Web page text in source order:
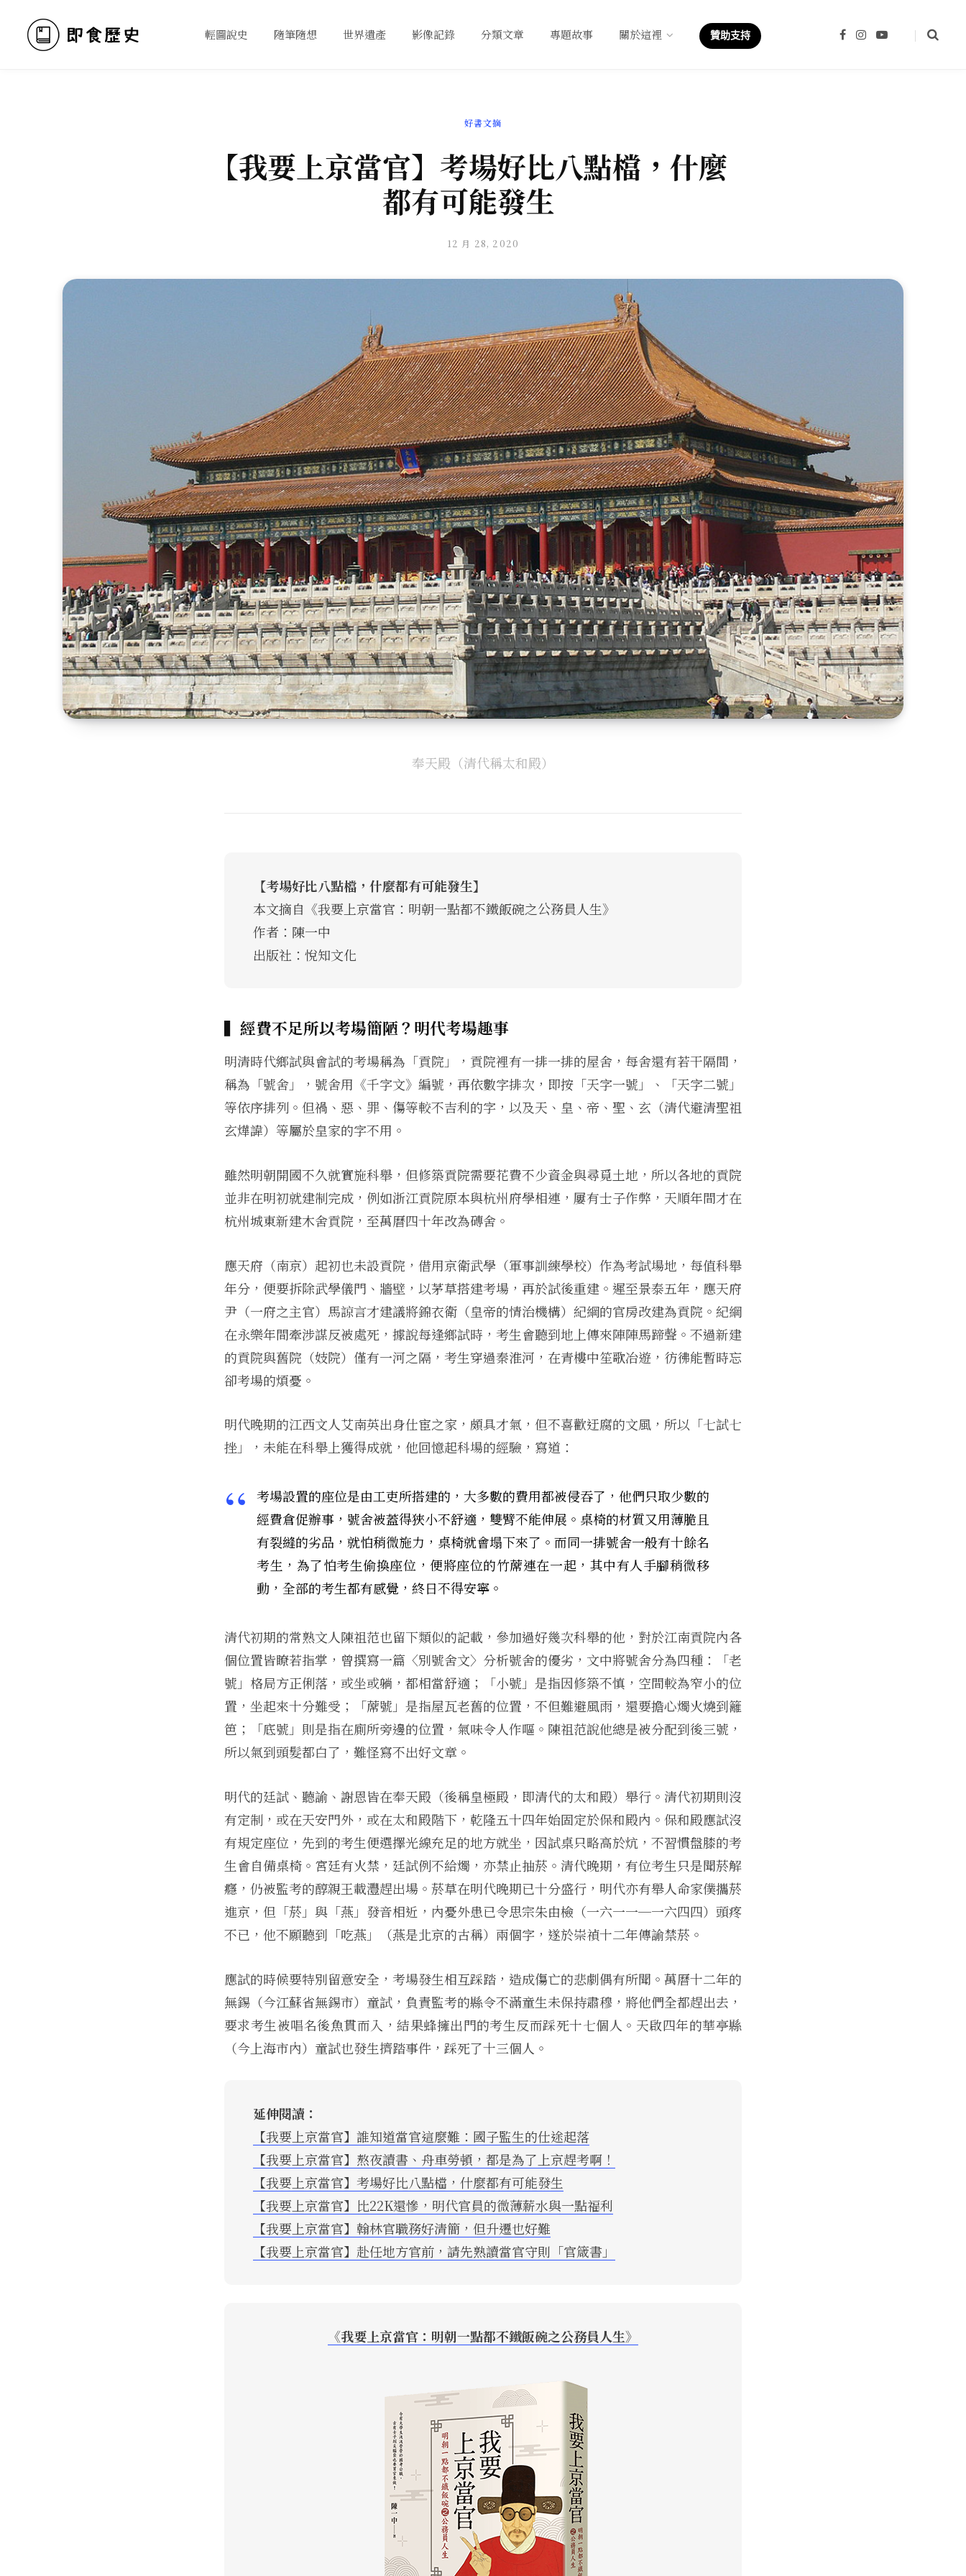
輕圖說史 隨筆隨想 世界遺產 影像記錄 分類文章 專題故事 關於這裡 贊助支持
F
I
Y
好書文摘
【我要上京當官】考場好比八點檔，什麼
都有可能發生
12 月 28, 2020
奉天殿（清代稱太和殿）
【考場好比八點檔，什麼都有可能發生】
本文摘自《我要上京當官：明朝一點都不鐵飯碗之公務員人生》
作者：陳一中
出版社：悅知文化
▍經費不足所以考場簡陋？明代考場趣事
明清時代鄉試與會試的考場稱為「貢院」，貢院裡有一排一排的屋舍，每舍還有若干隔間，
稱為「號舍」，號舍用《千字文》編號，再依數字排次，即按「天字一號」、「天字二號」
等依序排列。但禍、惡、罪、傷等較不吉利的字，以及天、皇、帝、聖、玄（清代避清聖祖
玄燁諱）等屬於皇家的字不用。
雖然明朝開國不久就實施科舉，但修築貢院需要花費不少資金與尋覓土地，所以各地的貢院
並非在明初就建制完成，例如浙江貢院原本與杭州府學相連，屢有士子作弊，天順年間才在
杭州城東新建木舍貢院，至萬曆四十年改為磚舍。
應天府（南京）起初也未設貢院，借用京衛武學（軍事訓練學校）作為考試場地，每值科舉
年分，便要拆除武學儀門、牆壁，以茅草搭建考場，再於試後重建。遲至景泰五年，應天府
尹（一府之主官）馬諒言才建議將錦衣衛（皇帝的情治機構）紀綱的官房改建為貢院。紀綱
在永樂年間牽涉謀反被處死，據說每逢鄉試時，考生會聽到地上傳來陣陣馬蹄聲。不過新建
的貢院與舊院（妓院）僅有一河之隔，考生穿過秦淮河，在青樓中笙歌冶遊，彷彿能暫時忘
卻考場的煩憂。
明代晚期的江西文人艾南英出身仕宦之家，頗具才氣，但不喜歡迂腐的文風，所以「七試七
挫」，未能在科舉上獲得成就，他回憶起科場的經驗，寫道：
考場設置的座位是由工吏所搭建的，大多數的費用都被侵吞了，他們只取少數的
經費倉促辦事，號舍被蓋得狹小不舒適，雙臂不能伸展。桌椅的材質又用薄脆且
有裂縫的劣品，就怕稍微施力，桌椅就會塌下來了。而同一排號舍一般有十餘名
考生，為了怕考生偷換座位，便將座位的竹蓆連在一起，其中有人手腳稍微移
動，全部的考生都有感覺，終日不得安寧。
清代初期的常熟文人陳祖范也留下類似的記載，參加過好幾次科舉的他，對於江南貢院內各
個位置皆瞭若指掌，曾撰寫一篇〈別號舍文〉分析號舍的優劣，文中將號舍分為四種：「老
號」格局方正俐落，或坐或躺，都相當舒適；「小號」是指因修築不慎，空間較為窄小的位
置，坐起來十分難受；「蓆號」是指屋瓦老舊的位置，不但難避風雨，還要擔心燭火燒到籬
笆；「底號」則是指在廁所旁邊的位置，氣味令人作嘔。陳祖范說他總是被分配到後三號，
所以氣到頭髮都白了，難怪寫不出好文章。
明代的廷試、聽諭、謝恩皆在奉天殿（後稱皇極殿，即清代的太和殿）舉行。清代初期則沒
有定制，或在天安門外，或在太和殿階下，乾隆五十四年始固定於保和殿內。保和殿應試沒
有規定座位，先到的考生便選擇光線充足的地方就坐，因試桌只略高於炕，不習慣盤膝的考
生會自備桌椅。宮廷有火禁，廷試例不給燭，亦禁止抽菸。清代晚期，有位考生只是聞菸解
癮，仍被監考的醇親王載灃趕出場。菸草在明代晚期已十分盛行，明代亦有舉人命家僕攜菸
進京，但「菸」與「燕」發音相近，內憂外患已令思宗朱由檢（一六一一─一六四四）頭疼
不已，他不願聽到「吃燕」（燕是北京的古稱）兩個字，遂於崇禎十二年傳諭禁菸。
應試的時候要特別留意安全，考場發生相互踩踏，造成傷亡的悲劇偶有所聞。萬曆十二年的
無錫（今江蘇省無錫市）童試，負責監考的縣令不滿童生未保持肅穆，將他們全都趕出去，
要求考生被唱名後魚貫而入，結果蜂擁出門的考生反而踩死十七個人。天啟四年的華亭縣
（今上海市內）童試也發生擠踏事件，踩死了十三個人。
延伸閱讀：
【我要上京當官】誰知道當官這麼難：國子監生的仕途起落
【我要上京當官】熬夜讀書、舟車勞頓，都是為了上京趕考啊！
【我要上京當官】考場好比八點檔，什麼都有可能發生
【我要上京當官】比22K還慘，明代官員的微薄薪水與一點福利
【我要上京當官】翰林官職務好清簡，但升遷也好難
【我要上京當官】赴任地方官前，請先熟讀當官守則「官箴書」
《我要上京當官：明朝一點都不鐵飯碗之公務員人生》